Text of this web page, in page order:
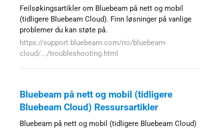
Feilsøkingsartikler om Bluebeam på nett og mobil
(tidligere Bluebeam Cloud). Finn løsninger på vanlige
problemer du kan støte på.
https://support.bluebeam.com/no/bluebeam-
cloud/.../troubleshooting.html
Bluebeam på nett og mobil (tidligere
Bluebeam Cloud) Ressursartikler
Bluebeam på nett og mobil (tidligere Bluebeam Cloud)